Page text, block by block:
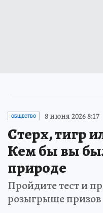
ОБЩЕСТВО 8 июня 2026 8:17
Стерх, тигр
Кем бы вы
природе
Пройдите тест и
розыгрыше призов